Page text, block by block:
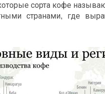
сорта кофе
странами, где